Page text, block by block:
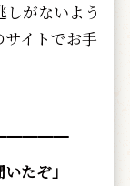
がないよう
イトでお手
たぞ」